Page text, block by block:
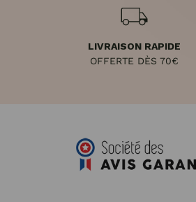
LIVRAISON RAPIDE
OFFERTE DÈS 70€